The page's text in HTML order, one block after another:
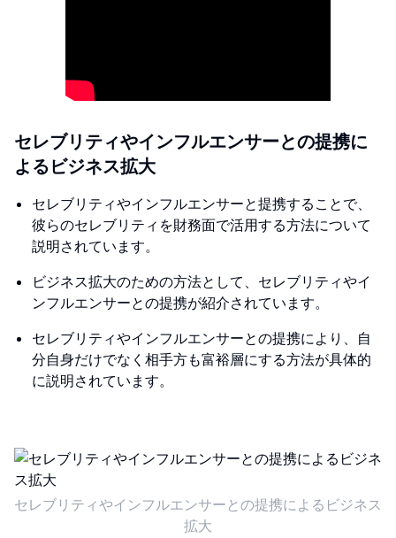
セレブリティやインフルエンサーとの提携に
よるビジネス拡大
セレブリティやインフルエンサーと提携することで、
彼らのセレブリティを財務面で活用する方法について
説明されています。
ビジネス拡大のための方法として、セレブリティやイ
ンフルエンサーとの提携が紹介されています。
セレブリティやインフルエンサーとの提携により、自
分自身だけでなく相手方も富裕層にする方法が具体的
に説明されています。
セレブリティやインフルエンサーとの提携によるビジネス
拡大